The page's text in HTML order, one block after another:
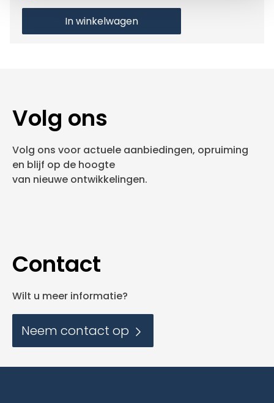
In winkelwagen
Volg ons
Volg ons voor actuele aanbiedingen, opruiming
en blijf op de hoogte
van nieuwe ontwikkelingen.
Contact
Wilt u meer informatie?
Neem contact op